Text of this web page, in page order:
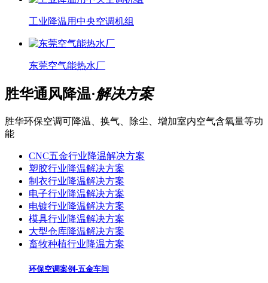
工业降温用中央空调机组
东莞空气能热水厂
胜华通风降温·解决方案
胜华环保空调可降温、换气、除尘、增加室内空气含氧量等功
能
CNC五金行业降温解决方案
塑胶行业降温解决方案
制衣行业降温解决方案
电子行业降温解决方案
电镀行业降温解决方案
模具行业降温解决方案
大型仓库降温解决方案
畜牧种植行业降温方案
环保空调案例-五金车间